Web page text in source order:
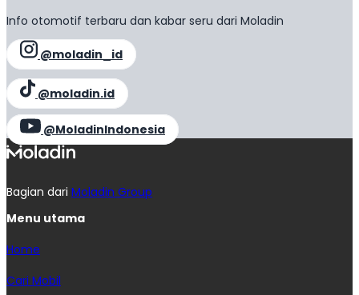
Info otomotif terbaru dan kabar seru dari Moladin
@moladin_id
@moladin.id
@MoladinIndonesia
Bagian dari Moladin Group
Menu utama
Home
Cari Mobil